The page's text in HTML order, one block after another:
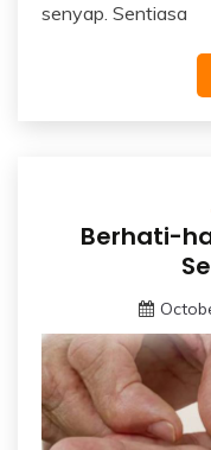
senyap. Sentiasa
Berhati-